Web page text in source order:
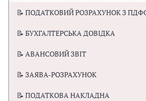
📝 ПОДАТКОВИЙ РОЗРАХУНОК З
📝 БУХГАЛТЕРСЬКА ДОВІДКА
📝 АВАНСОВИЙ ЗВІТ
📝 ЗАЯВА-РОЗРАХУНОК
📝 ПОДАТКОВА НАКЛАДНА